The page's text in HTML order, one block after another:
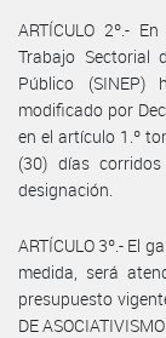
ARTÍCULO 2º.-
Trabajo Sectorial
Público (SINEP)
modificado por
en el artículo 1.º
(30) días
designación.
ARTÍCULO 3º.- El
medida, será
presupuesto
DE